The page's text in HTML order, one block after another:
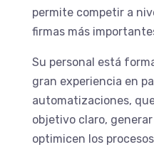
permite competir a
firmas más
Su personal está
gran experiencia en
automatizaciones,
objetivo claro,
optimicen los